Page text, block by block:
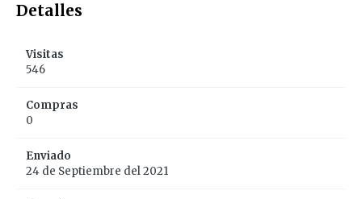
Detalles
Visitas
546
Compras
0
Enviado
24 de Septiembre del 2021